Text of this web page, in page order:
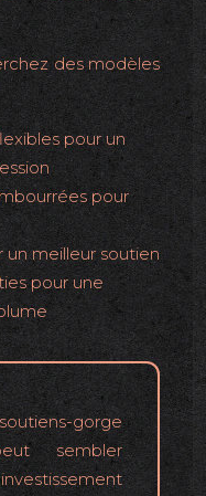
des modèles
pour un
pour
un meilleur soutien
pour une
gorge
sembler